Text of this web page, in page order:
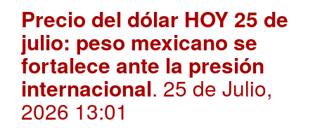
Precio del dólar HOY 25 de
julio: peso mexicano se
fortalece ante la presión
internacional. 25 de Julio,
2026 13:01